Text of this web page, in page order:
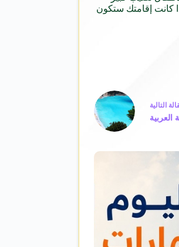
كانت إقامتك ستكون
التالية
العربية